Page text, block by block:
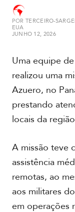
i
c
a
d
S
u
l
A
é
a
C
n
t
POR TERCEIRO-
EUA
JUNHO 12, 2026
Uma equipe
realizou uma
Azuero, no
prestando
locais da
A missão teve
assistência
remotas, ao
aos militares
em operações